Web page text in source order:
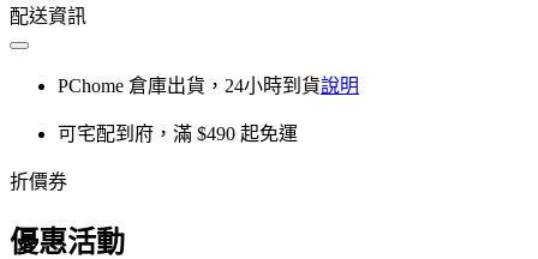
配送資訊
PChome 倉庫出貨，24小時到貨說明
可宅配到府，滿 $490 起免運
折價券
優惠活動